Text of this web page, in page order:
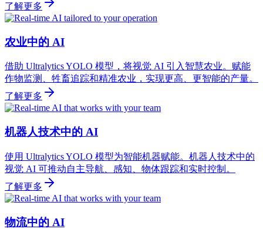
了解更多
农业中的 AI
借助 Ultralytics YOLO 模型，将视觉 AI 引入智慧农业。赋能
作物监测、牲畜追踪和精准农业，实现更高、更智能的产量。
了解更多
机器人技术中的 AI
使用 Ultralytics YOLO 模型为智能机器赋能。机器人技术中的
视觉 AI 可推动自主导航、感知、物体跟踪和实时控制。
了解更多
物流中的 AI